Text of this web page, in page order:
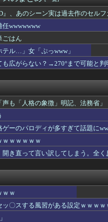
物状態に...
う100人の村人に囲まれこう...
おじ、ガチでイラネ」
の弁当屋、500円で売っ...
🤔」
→トメ「うちの人間なのに実家...
ワークショップを開催！親子で...
！←「次は大事な場面で打...
多く [8/8]
、「元毎日と名乗ってSNSで...
（50%還元）」2日目...
か？
んでいる・・・・・
徴」明記、法務省」
ｗ
…」と思った奴あげてけ
王道から挑戦へ
ぜ🍄💦
のは若ママの子供たちだけ・・...
』、あのシーン実は過去作のセル
任wwwwwww
ごはん
ル…」女「ぷっwww」
も広がらない？→270°まで可能と判
も「人格の象徴」明記、法務省」
ーのパロディが多すぎて話題に
ｗｗｗｗｗｗ
開き直って言い訳してしまう。全
ｗｗ
ッ〇スする風習がある設定ｗｗｗｗ